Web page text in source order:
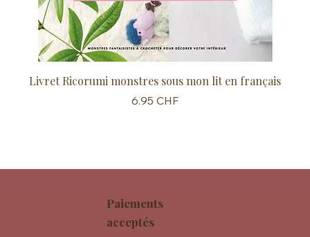
Livret Ricorumi monstres sous mon lit en français
Prix
6.95 CHF
Paiements
acceptés